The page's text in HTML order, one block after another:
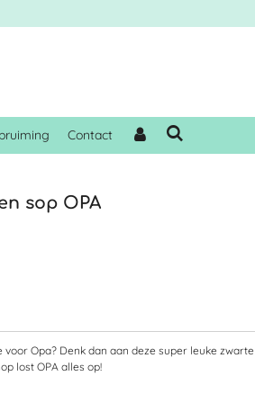
Contact
sop OPA
Opa? Denk dan aan deze super leuke zwarte
lost OPA alles op!